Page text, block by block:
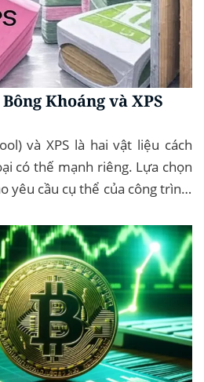
Khoáng và XPS
và XPS là hai vật liệu cách
có thế mạnh riêng. Lựa chọn
yêu cầu cụ thể của công trình,